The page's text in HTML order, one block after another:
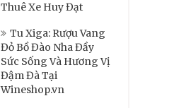
Thuê Xe Huy Đạt
Tu Xiga: Rượu Vang
Đỏ Bồ Đào Nha Đầy
Sức Sống Và Hương Vị
Đậm Đà Tại
Wineshop.vn